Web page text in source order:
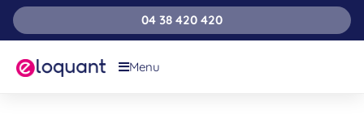
04 38 420 420
Menu